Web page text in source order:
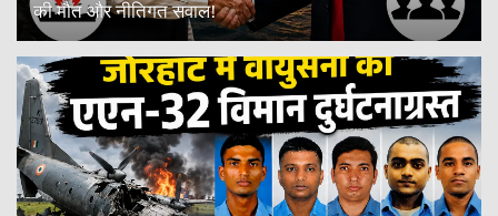
की मौत और नीतिगत सवाल!